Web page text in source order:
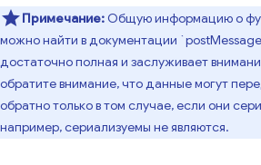
Примечание: Общую информацию о
можно найти в документации
достаточно полная и заслуживает
обратите внимание, что данные могут
обратно только в том случае, если они
например, сериализуемы не являются.